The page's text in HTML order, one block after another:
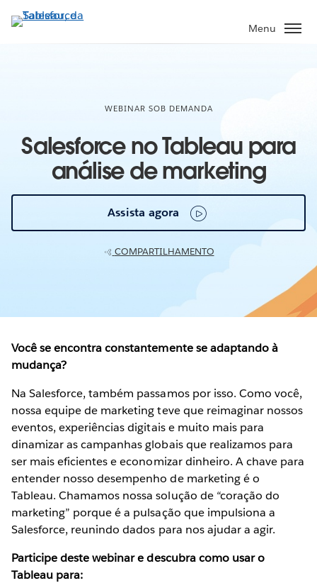
Pular
para
Menu
WEBINAR SOB DEMANDA
Salesforce no Tableau para
análise de marketing
Assista agora
COMPARTILHAMENTO
Você se encontra constantemente se adaptando à
mudança?
Na Salesforce, também passamos por isso. Como você,
nossa equipe de marketing teve que reimaginar nossos
eventos, experiências digitais e muito mais para
dinamizar as campanhas globais que realizamos para
ser mais eficientes e economizar dinheiro. A chave para
entender nosso desempenho de marketing é o
Tableau. Chamamos nossa solução de “coração do
marketing” porque é a pulsação que impulsiona a
Salesforce, reunindo dados para nos ajudar a agir.
Participe deste webinar e descubra como usar o
Tableau para: